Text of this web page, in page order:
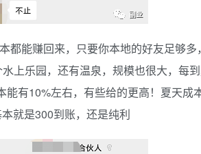
都能赚回来，只要你本地的好友足够
上乐园，还有温泉，规模也很大，每
有10%左右，有些给的更高！夏天成
就是300到账，还是纯利